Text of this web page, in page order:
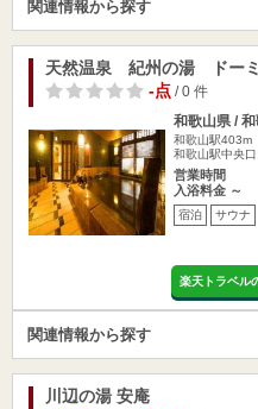
関連情報から探す
天然温泉 紀州の湯 ドーミ
-点 / 0 件
和歌山県 /
和歌山駅403m
和歌山駅中央
営業時間
入浴料金 ～
宿泊 サウナ
楽天トラベル
関連情報から探す
川辺の湯 安庵